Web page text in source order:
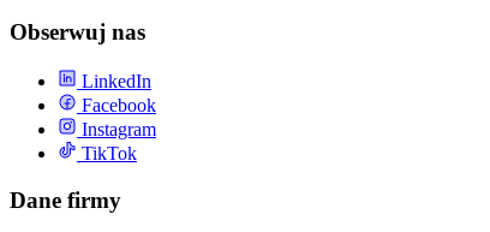
Obserwuj nas
LinkedIn
Facebook
Instagram
TikTok
Dane firmy